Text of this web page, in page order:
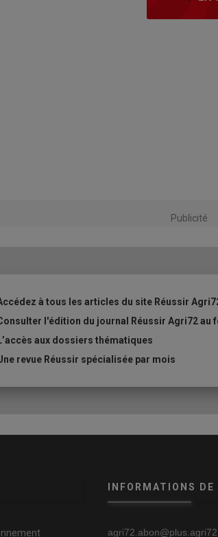
Publicité
à tous les articles du site Réussir
l'édition du journal Réussir Agri72 au
aux dossiers thématiques
revue Réussir spécialisée par mois
INFORMATIONS